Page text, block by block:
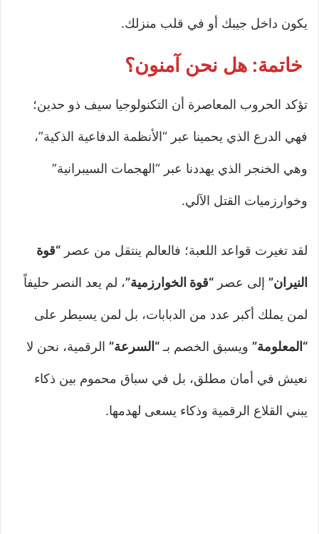
يكون داخل جيبك أو في قلب منزلك.
خاتمة: هل نحن آمنون؟
تؤكد الحروب المعاصرة أن التكنولوجيا سيف ذو حدين؛
فهي الدرع الذي يحمينا عبر “الأنظمة الدفاعية الذكية”،
وهي الخنجر الذي يهددنا عبر “الهجمات السيبرانية”
وخوارزميات القتل الآلي.
لقد تغيرت قواعد اللعبة؛ فالعالم ينتقل من عصر “قوة
النيران” إلى عصر “قوة الخوارزمية”، لم يعد النصر حليفاً
لمن يملك أكبر عدد من الدبابات، بل لمن يسيطر على
“المعلومة” ويسبق الخصم بـ “السرعة” الرقمية، نحن لا
نعيش في أمان مطلق، بل في سباق محموم بين ذكاء
يبني القلاع الرقمية وذكاء يسعى لهدمها.